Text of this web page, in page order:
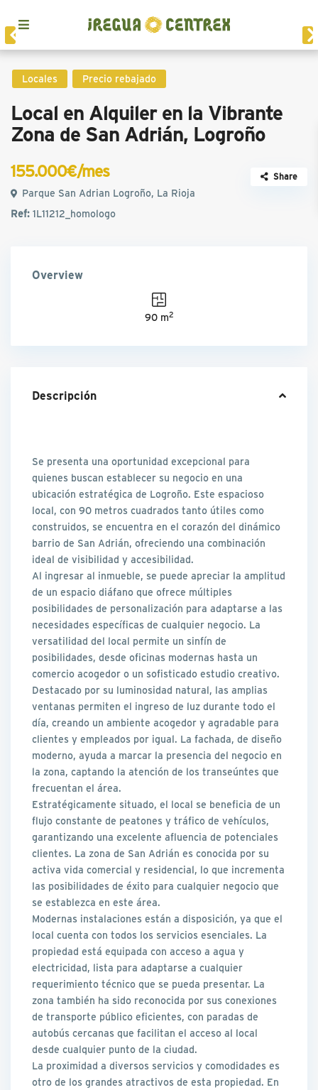
Locales Precio rebajado
Local en Alquiler en la Vibrante
Zona de San Adrián, Logroño
155.000€/mes
Parque San Adrian Logroño, La Rioja
Ref:1L11212_homologo
Share
Overview
90 m2
Descripción
Se presenta una oportunidad excepcional para
quienes buscan establecer su negocio en una
ubicación estratégica de Logroño. Este espacioso
local, con 90 metros cuadrados tanto útiles como
construidos, se encuentra en el corazón del dinámico
barrio de San Adrián, ofreciendo una combinación
ideal de visibilidad y accesibilidad.
Al ingresar al inmueble, se puede apreciar la amplitud
de un espacio diáfano que ofrece múltiples
posibilidades de personalización para adaptarse a las
necesidades específicas de cualquier negocio. La
versatilidad del local permite un sinfín de
posibilidades, desde oficinas modernas hasta un
comercio acogedor o un sofisticado estudio creativo.
Destacado por su luminosidad natural, las amplias
ventanas permiten el ingreso de luz durante todo el
día, creando un ambiente acogedor y agradable para
clientes y empleados por igual. La fachada, de diseño
moderno, ayuda a marcar la presencia del negocio en
la zona, captando la atención de los transeúntes que
frecuentan el área.
Estratégicamente situado, el local se beneficia de un
flujo constante de peatones y tráfico de vehículos,
garantizando una excelente afluencia de potenciales
clientes. La zona de San Adrián es conocida por su
activa vida comercial y residencial, lo que incrementa
las posibilidades de éxito para cualquier negocio que
se establezca en este área.
Modernas instalaciones están a disposición, ya que el
local cuenta con todos los servicios esenciales. La
propiedad está equipada con acceso a agua y
electricidad, lista para adaptarse a cualquier
requerimiento técnico que se pueda presentar. La
zona también ha sido reconocida por sus conexiones
de transporte público eficientes, con paradas de
autobús cercanas que facilitan el acceso al local
desde cualquier punto de la ciudad.
La proximidad a diversos servicios y comodidades es
otro de los grandes atractivos de esta propiedad. En